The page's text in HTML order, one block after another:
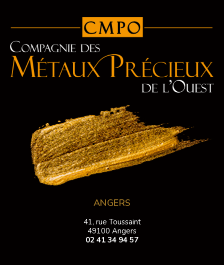
ANGERS
41, rue Toussaint
49100 Angers
02 41 34 94 57